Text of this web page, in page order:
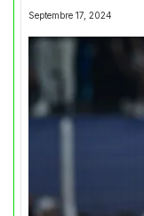
Septembre 17, 2024